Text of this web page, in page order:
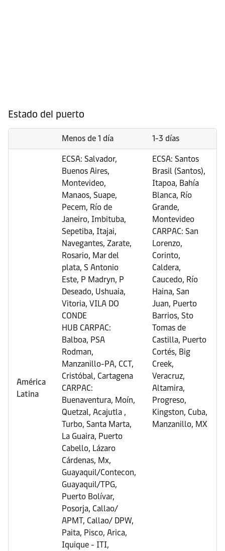
Estado del puerto
Menos de 1 día 1-3 días
América
Latina
ECSA: Salvador,
Buenos Aires,
Montevideo,
Manaos, Suape,
Pecem, Río de
Janeiro, Imbituba,
Sepetiba, Itajai,
Navegantes, Zarate,
Rosario, Mar del
plata, S Antonio
Este, P Madryn, P
Deseado, Ushuaia,
Vitoria, VILA DO
CONDE
HUB CARPAC:
Balboa, PSA
Rodman,
Manzanillo-PA, CCT,
Cristóbal, Cartagena
CARPAC:
Buenaventura, Moín,
Quetzal, Acajutla ,
Turbo, Santa Marta,
La Guaira, Puerto
Cabello, Lázaro
Cárdenas, Mx,
Guayaquil/Contecon,
Guayaquil/TPG,
Puerto Bolívar,
Posorja, Callao/
APMT, Callao/ DPW,
Paita, Pisco, Arica,
Iquique - ITI,
ECSA: Santos
Brasil (Santos),
Itapoa, Bahía
Blanca, Río
Grande,
Montevideo
CARPAC: San
Lorenzo,
Corinto,
Caldera,
Caucedo, Río
Haina, San
Juan, Puerto
Barrios, Sto
Tomas de
Castilla, Puerto
Cortés, Big
Creek,
Veracruz,
Altamira,
Progreso,
Kingston, Cuba,
Manzanillo, MX